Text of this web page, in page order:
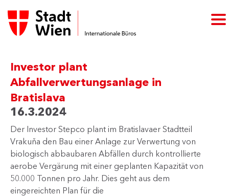
Investor plant
Abfallverwertungsanlage in
Bratislava
16.3.2024
Der Investor Stepco plant im Bratislavaer Stadtteil
Vrakuňa den Bau einer Anlage zur Verwertung von
biologisch abbaubaren Abfällen durch kontrollierte
aerobe Vergärung mit einer geplanten Kapazität von
50.000 Tonnen pro Jahr. Dies geht aus dem
eingereichten Plan für die